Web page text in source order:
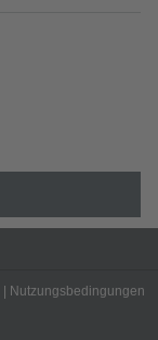
Nutzungsbedingungen